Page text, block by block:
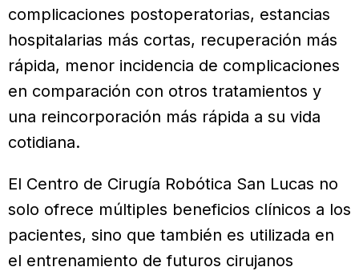
complicaciones postoperatorias, estancias
hospitalarias más cortas, recuperación más
rápida, menor incidencia de complicaciones
en comparación con otros tratamientos y
una reincorporación más rápida a su vida
cotidiana.
El Centro de Cirugía Robótica San Lucas no
solo ofrece múltiples beneficios clínicos a los
pacientes, sino que también es utilizada en
el entrenamiento de futuros cirujanos